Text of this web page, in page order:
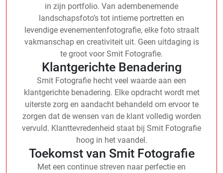
in zijn portfolio. Van adembenemende
landschapsfoto’s tot intieme portretten en
levendige evenementenfotografie, elke foto straalt
vakmanschap en creativiteit uit. Geen uitdaging is
te groot voor Smit Fotografie.
Klantgerichte Benadering
Smit Fotografie hecht veel waarde aan een
klantgerichte benadering. Elke opdracht wordt met
uiterste zorg en aandacht behandeld om ervoor te
zorgen dat de wensen van de klant volledig worden
vervuld. Klanttevredenheid staat bij Smit Fotografie
hoog in het vaandel.
Toekomst van Smit Fotografie
Met een continue streven naar perfectie en